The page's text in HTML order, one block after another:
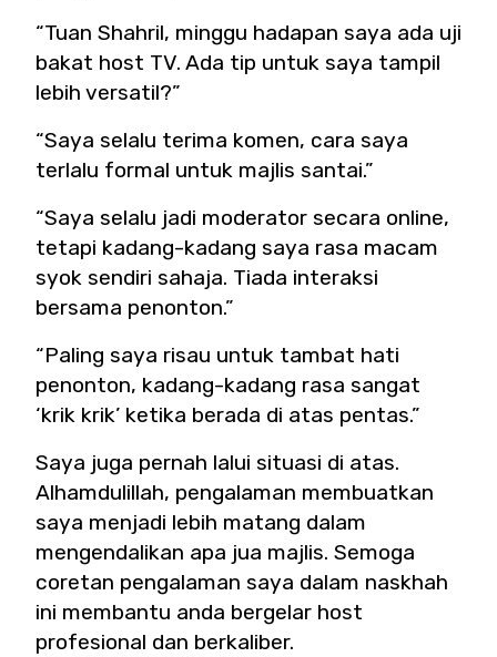
“Tuan Shahril, minggu hadapan saya ada uji
bakat host TV. Ada tip untuk saya tampil
lebih versatil?”
“Saya selalu terima komen, cara saya
terlalu formal untuk majlis santai.”
“Saya selalu jadi moderator secara online,
tetapi kadang-kadang saya rasa macam
syok sendiri sahaja. Tiada interaksi
bersama penonton.”
“Paling saya risau untuk tambat hati
penonton, kadang-kadang rasa sangat
‘krik krik’ ketika berada di atas pentas.”
Saya juga pernah lalui situasi di atas.
Alhamdulillah, pengalaman membuatkan
saya menjadi lebih matang dalam
mengendalikan apa jua majlis. Semoga
coretan pengalaman saya dalam naskhah
ini membantu anda bergelar host
profesional dan berkaliber.